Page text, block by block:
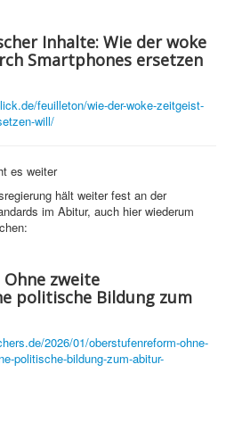
Inhalte: Wie der woke
Smartphones ersetzen
feuilleton/wie-der-woke-zeitgeist-
will/
es weiter
hält weiter fest an der
im Abitur, auch hier wiederum
zweite
politische Bildung zum
2026/01/oberstufenreform-ohne-
politische-bildung-zum-abitur-